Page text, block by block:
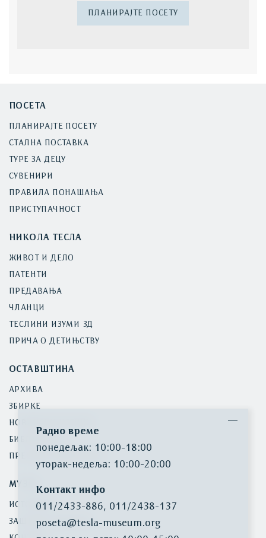
ПЛАНИРАЈТЕ ПОСЕТУ
ПОСЕТА
ПЛАНИРАЈТЕ ПОСЕТУ
СТАЛНА ПОСТАВКА
ТУРЕ ЗА ДЕЦУ
СУВЕНИРИ
ПРАВИЛА ПОНАШАЊА
ПРИСТУПАЧНОСТ
НИКОЛА ТЕСЛА
ЖИВОТ И ДЕЛО
ПАТЕНТИ
ПРЕДАВАЊА
ЧЛАНЦИ
ТЕСЛИНИ ИЗУМИ 3Д
ПРИЧА О ДЕТИЊСТВУ
ОСТАВШТИНА
АРХИВА
ЗБИРКЕ
НОВИНСКИ ИСЕЧЦИ
БИБЛИОТЕКА
ПРЕТРАГА ИНВЕНТАРА
МУЗЕЈ
ИСТОРИЈАТ
ЗАШТИТА БАШТИНЕ
Радно време
понедељак: 10:00-18:00
уторак-недеља: 10:00-20:00
Контакт инфо
011/2433-886, 011/2438-137
poseta@tesla-museum.org